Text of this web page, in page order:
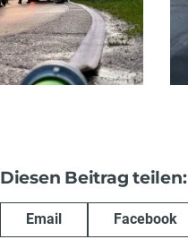
Diesen Beitrag teilen:
Email Facebook